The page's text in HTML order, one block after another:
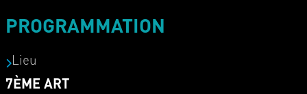
PROGRAMMATION
Lieu
7ÈME ART